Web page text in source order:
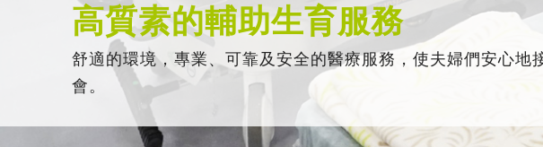
高質素的輔助生育服務
舒適的環境，專業、可靠及安全的醫療服務，使夫婦們安心地
會。